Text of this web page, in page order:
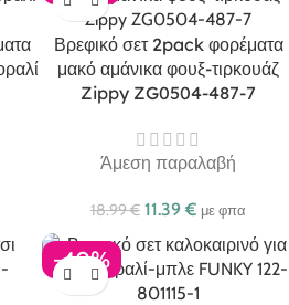
Βρεφικό σετ 2pack φορέματα
μακό αμάνικα φουξ-τιρκουάζ
Zippy ZG0504-487-7
Άμεση παραλαβή
18.99€ 11.39 € με φπα
-40%